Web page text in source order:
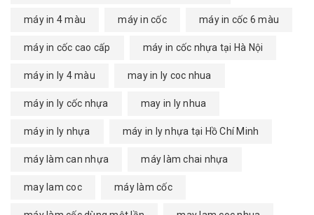
máy in 4 màu máy in cốc máy in cốc 6 màu
máy in cốc cao cấp máy in cốc nhựa tại Hà Nội
máy in ly 4 màu may in ly coc nhua
máy in ly cốc nhựa may in ly nhua
máy in ly nhựa máy in ly nhựa tại Hồ Chí Minh
máy làm can nhựa máy làm chai nhựa
may lam coc máy làm cốc